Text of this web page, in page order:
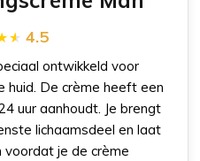
4.5
ontwikkeld voor
huid. De crème heeft een
uur aanhoudt. Je brengt
lichaamsdeel en laat
voordat je de crème